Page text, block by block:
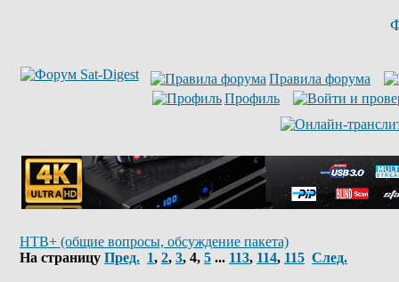
Правила форума
Профиль
НТВ+ (общие вопросы, обсуждение пакета)
На страницу Пред. 1, 2, 3, 4, 5 ... 113, 114, 115 След.